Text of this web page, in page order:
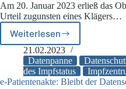
Zentralisierung
der
Zuständigkeit
Am 20. Januar 2023 erließ das
Urteil zugunsten eines Klägers…
Weiterlesen
100
Euro
Schadensersatz
für
Datenpanne
21.02.2023
Datenpanne
des Impfstatus
e-Patientenakte: Bleibt der